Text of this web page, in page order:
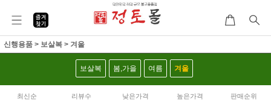
신행용품 > 보살복 > 겨울
보살복 봄,가을 여름 겨울
최신순 리뷰수 낮은가격 높은가격 판매순위